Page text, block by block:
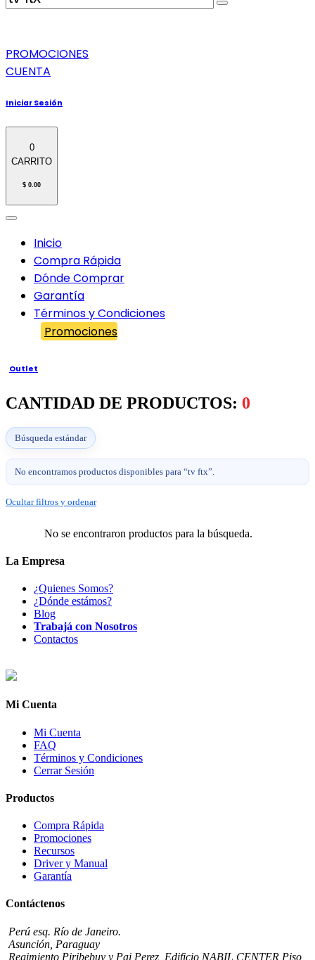
PROMOCIONES
CUENTA
Iniciar Sesión
0
CARRITO
$ 0.00
Inicio
Compra Rápida
Dónde Comprar
Garantía
Términos y Condiciones
Promociones
Outlet
CANTIDAD DE PRODUCTOS: 0
Búsqueda estándar
No encontramos productos disponibles para “tv ftx”.
Ocultar filtros y ordenar
No se encontraron productos para la búsqueda.
La Empresa
¿Quienes Somos?
¿Dónde estámos?
Blog
Trabajá con Nosotros
Contactos
Mi Cuenta
Mi Cuenta
FAQ
Términos y Condiciones
Cerrar Sesión
Productos
Compra Rápida
Promociones
Recursos
Driver y Manual
Garantía
Contáctenos
Perú esq. Río de Janeiro.
Asunción, Paraguay
Regimiento Piribebuy y Pai Perez, Edificio NABIL CENTER Piso